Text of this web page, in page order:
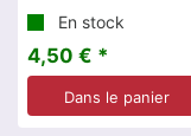
En stock
4,50 € *
Dans le panier